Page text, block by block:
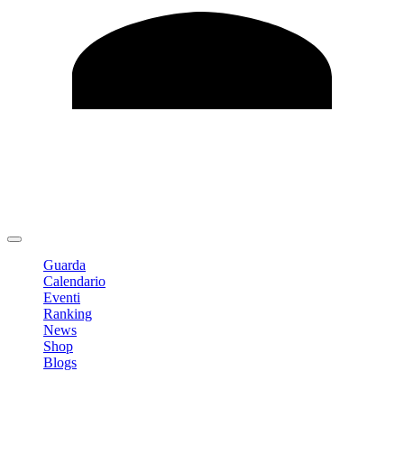
Guarda
Calendario
Eventi
Ranking
News
Shop
Blogs